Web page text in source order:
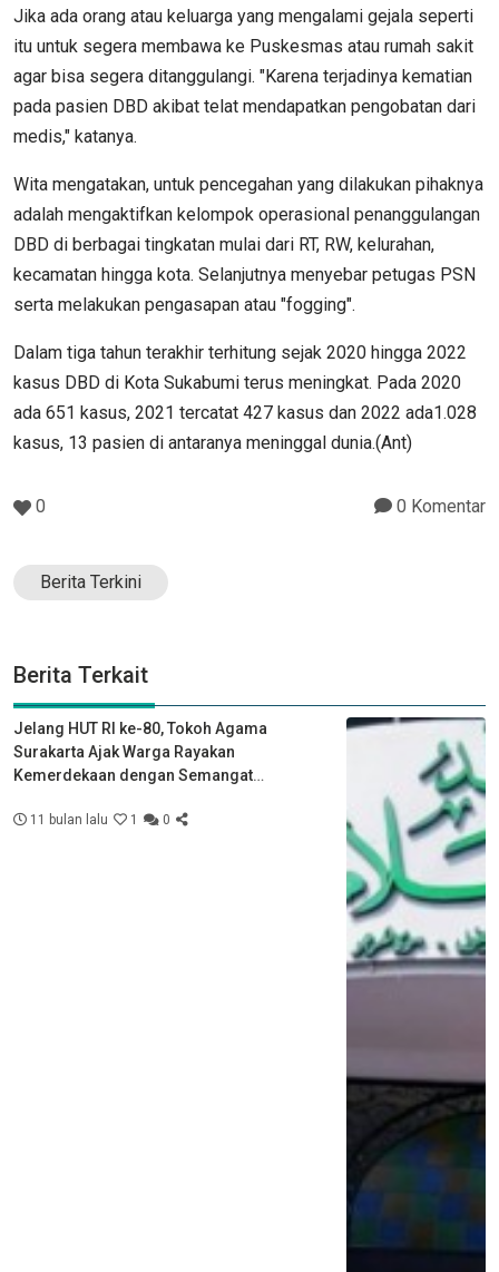
Jika ada orang atau keluarga yang mengalami gejala seperti
itu untuk segera membawa ke Puskesmas atau rumah sakit
agar bisa segera ditanggulangi. "Karena terjadinya kematian
pada pasien DBD akibat telat mendapatkan pengobatan dari
medis," katanya.
Wita mengatakan, untuk pencegahan yang dilakukan pihaknya
adalah mengaktifkan kelompok operasional penanggulangan
DBD di berbagai tingkatan mulai dari RT, RW, kelurahan,
kecamatan hingga kota. Selanjutnya menyebar petugas PSN
serta melakukan pengasapan atau "fogging".
Dalam tiga tahun terakhir terhitung sejak 2020 hingga 2022
kasus DBD di Kota Sukabumi terus meningkat. Pada 2020
ada 651 kasus, 2021 tercatat 427 kasus dan 2022 ada1.028
kasus, 13 pasien di antaranya meninggal dunia.(Ant)
0 0 Komentar
Berita Terkini
Berita Terkait
Jelang HUT RI ke-80, Tokoh Agama
Surakarta Ajak Warga Rayakan
Kemerdekaan dengan Semangat
11 bulan lalu 1 0